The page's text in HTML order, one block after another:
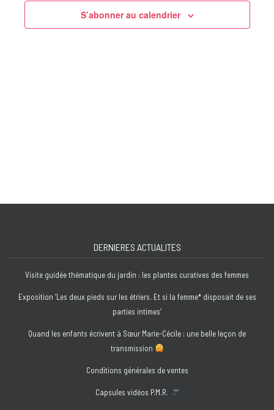
S’abonner au calendrier
DERNIERES ACTUALITES
Visite guidée thématique du jardin : les plantes curatives des femmes
Exposition ‘Les deux pieds sur les étriers. Et si la femme* disposait de ses
parties intimes’
Quand les enfants écrivent à Sœur Marie-Cécile : une belle leçon de
transmission
Conditions générales de ventes
Capsules vidéos P.M.R.